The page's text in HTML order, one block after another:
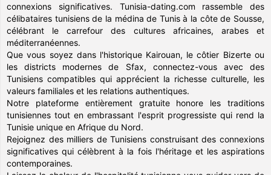
connexions significatives. Tunisia-dating.com rassemble des
célibataires tunisiens de la médina de Tunis à la côte de Sousse,
célébrant le carrefour des cultures africaines, arabes et
méditerranéennes.
Que vous soyez dans l'historique Kairouan, le côtier Bizerte ou
les districts modernes de Sfax, connectez-vous avec des
Tunisiens compatibles qui apprécient la richesse culturelle, les
valeurs familiales et les relations authentiques.
Notre plateforme entièrement gratuite honore les traditions
tunisiennes tout en embrassant l'esprit progressiste qui rend la
Tunisie unique en Afrique du Nord.
Rejoignez des milliers de Tunisiens construisant des connexions
significatives qui célèbrent à la fois l'héritage et les aspirations
contemporaines.